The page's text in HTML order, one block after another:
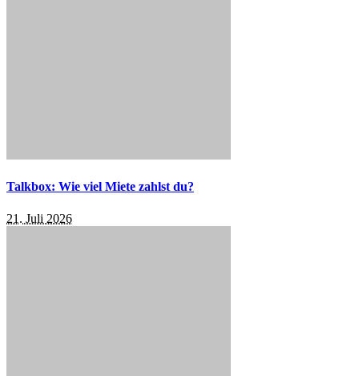
Talkbox: Wie viel Miete zahlst du?
21. Juli 2026